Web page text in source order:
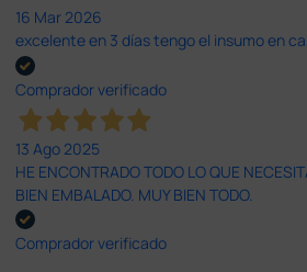
16 Mar 2026
excelente en 3 días tengo el insumo en
Comprador verificado
13 Ago 2025
HE ENCONTRADO TODO LO QUE
BIEN EMBALADO. MUY BIEN TODO.
Comprador verificado